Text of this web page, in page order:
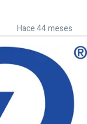
Hace 44 meses